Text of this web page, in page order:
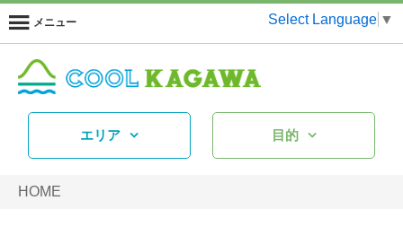
メニュー Select Language ▼
エリア 目的
HOME